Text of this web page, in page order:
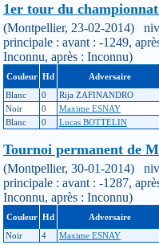
1er tour du
(Montpellier, 23-02-2014)
principale : avant : -1249,
Inconnu, après : Inconnu)
Couleur Hd Adversaire
Blanc
0 Rija ZAFINANDRO
Noir
0 Maxime ESNAY
Blanc
0 Lucas BOTTELIN
Tournoi permanent de
(Montpellier, 30-01-2014)
principale : avant : -1287,
Inconnu, après : Inconnu)
Couleur Hd Adversaire
Noir
4 Maxime ESNAY